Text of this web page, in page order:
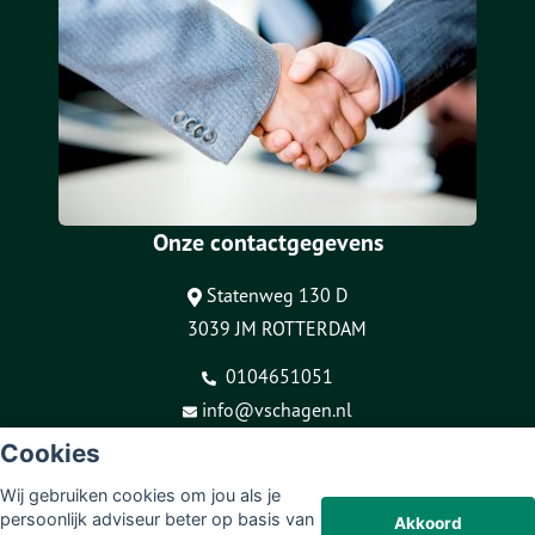
Cookies
Wij gebruiken cookies om jou als je
persoonlijk adviseur beter op basis van
Akkoord
Onze contactgegevens
Statenweg 130 D
3039 JM ROTTERDAM
0104651051
info@vschagen.nl
© Copyright
Sitemap
Disclaimer